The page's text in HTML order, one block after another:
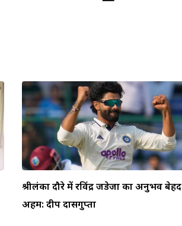
श्रीलंका दौरे में रविंद्र जडेजा का अनुभव बेहद
अहम: दीप दासगुप्ता